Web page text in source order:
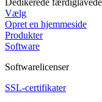
Vælg
Opret en hjemmeside
Produkter
Software
Softwarelicenser
SSL-certifikater